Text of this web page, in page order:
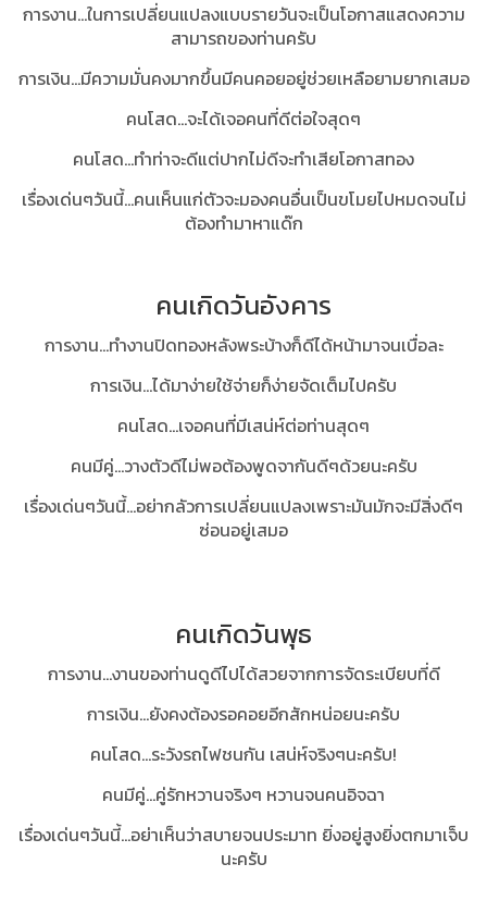
การงาน...ในการเปลี่ยนแปลงแบบรายวันจะเป็นโอกาสแสดงความ
สามารถของท่านครับ
การเงิน...มีความมั่นคงมากขึ้นมีคนคอยอยู่ช่วยเหลือยามยากเสมอ
คนโสด...จะได้เจอคนที่ดีต่อใจสุดๆ
คนโสด...ทำท่าจะดีแต่ปากไม่ดีจะทำเสียโอกาสทอง
เรื่องเด่นๆวันนี้…คนเห็นแก่ตัวจะมองคนอื่นเป็นขโมยไปหมดจนไม่
ต้องทำมาหาแด๊ก
คนเกิดวันอังคาร
การงาน...ทำงานปิดทองหลังพระบ้างก็ดีได้หน้ามาจนเบื่อละ
การเงิน...ได้มาง่ายใช้จ่ายก็ง่ายจัดเต็มไปครับ
คนโสด...เจอคนที่มีเสน่ห์ต่อท่านสุดๆ
คนมีคู่...วางตัวดีไม่พอต้องพูดจากันดีๆด้วยนะครับ
เรื่องเด่นๆวันนี้…อย่ากลัวการเปลี่ยนแปลงเพราะมันมักจะมีสิ่งดีๆ
ซ่อนอยู่เสมอ
คนเกิดวันพุธ
การงาน...งานของท่านดูดีไปได้สวยจากการจัดระเบียบที่ดี
การเงิน...ยังคงต้องรอคอยอีกสักหน่อยนะครับ
คนโสด...ระวังรถไฟชนกัน เสน่ห์จริงๆนะครับ!
คนมีคู่...คู่รักหวานจริงๆ หวานจนคนอิจฉา
เรื่องเด่นๆวันนี้…อย่าเห็นว่าสบายจนประมาท ยิ่งอยู่สูงยิ่งตกมาเจ็บ
นะครับ